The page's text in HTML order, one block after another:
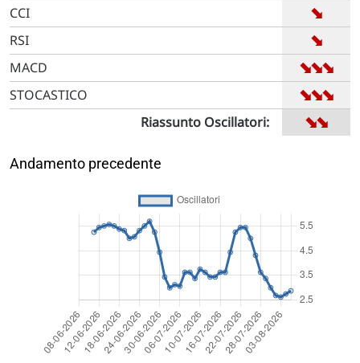
CCI ➡
RSI ➡
MACD ➡
➡
➡
STOCASTICO ➡
➡
➡
Riassunto Oscillatori: ➡
➡
Andamento precedente